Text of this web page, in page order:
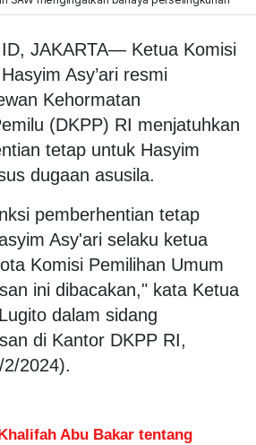
JAKARTA— Ketua Komisi
Asy’ari resmi
Kehormatan
(DKPP) RI menjatuhkan
tetap untuk Hasyim
dugaan asusila.
pemberhentian tetap
Asy'ari selaku ketua
Komisi Pemilihan Umum
ini dibacakan," kata Ketua
dalam sidang
di Kantor DKPP RI,
2024).
Abu Bakar tentang